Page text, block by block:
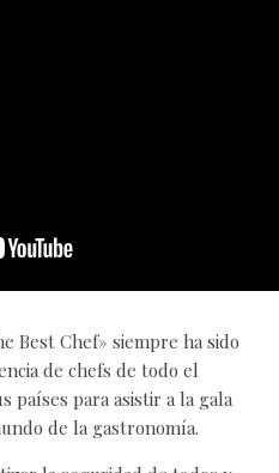
Best Chef» siempre ha sido
de chefs de todo el
países para asistir a la gala
de la gastronomía.